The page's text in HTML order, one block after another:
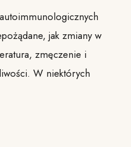
jak zmiany w
zmęczenie i
W niektórych